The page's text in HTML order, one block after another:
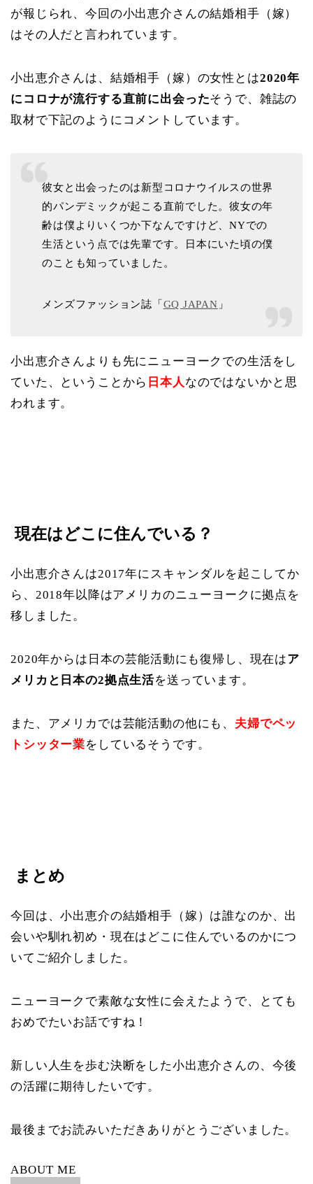
が報じられ、今回の小出恵介さんの結婚相手（嫁）
はその人だと言われています。
小出恵介さんは、 結婚相手（嫁）の女性とは2020年
にコロナが流行する直前に出会ったそうで、雑誌の
取材で下記のようにコメントしています。
彼女と出会ったのは新型コロナウイルスの世界
的パンデミックが起こる直前でした。彼女の年
齢は僕よりいくつか下なんですけど、NYでの
生活という点では先輩です。日本にいた頃の僕
のことも知っていました。
メンズファッション誌「 GQ JAPAN 」
小出恵介さんよりも先にニューヨークでの生活をし
ていた、ということから 日本人なのではないかと思
われます。
現在はどこに住んでいる？
小出恵介さんは2017年にスキャンダルを起こしてか
ら、2018年以降はアメリカのニューヨークに拠点を
移しました。
2020年からは日本の芸能活動にも復帰し、現在はア
メリカと日本の2拠点生活を送っています。
また、アメリカでは芸能活動の他にも、 夫婦でペッ
トシッター業をしているそうです。
まとめ
今回は、小出恵介の結婚相手（嫁）は誰なのか、出
会いや馴れ初め・現在はどこに住んでいるのかにつ
いてご紹介しました。
ニューヨークで素敵な女性に会えたようで、とても
おめでたいお話ですね！
新しい人生を歩む決断をした小出恵介さんの、今後
の活躍に期待したいです。
最後までお読みいただきありがとうございました。
ABOUT ME